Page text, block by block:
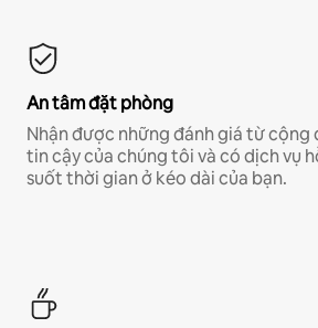
An tâm đặt phòng
Nhận được những đánh giá từ cộng
tin cậy của chúng tôi và có dịch vụ
suốt thời gian ở kéo dài của bạn.